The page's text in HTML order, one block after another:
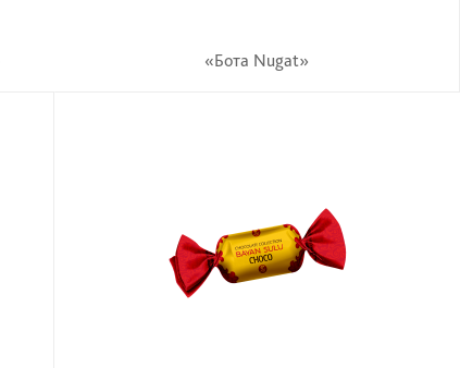
«Бота Nugat»